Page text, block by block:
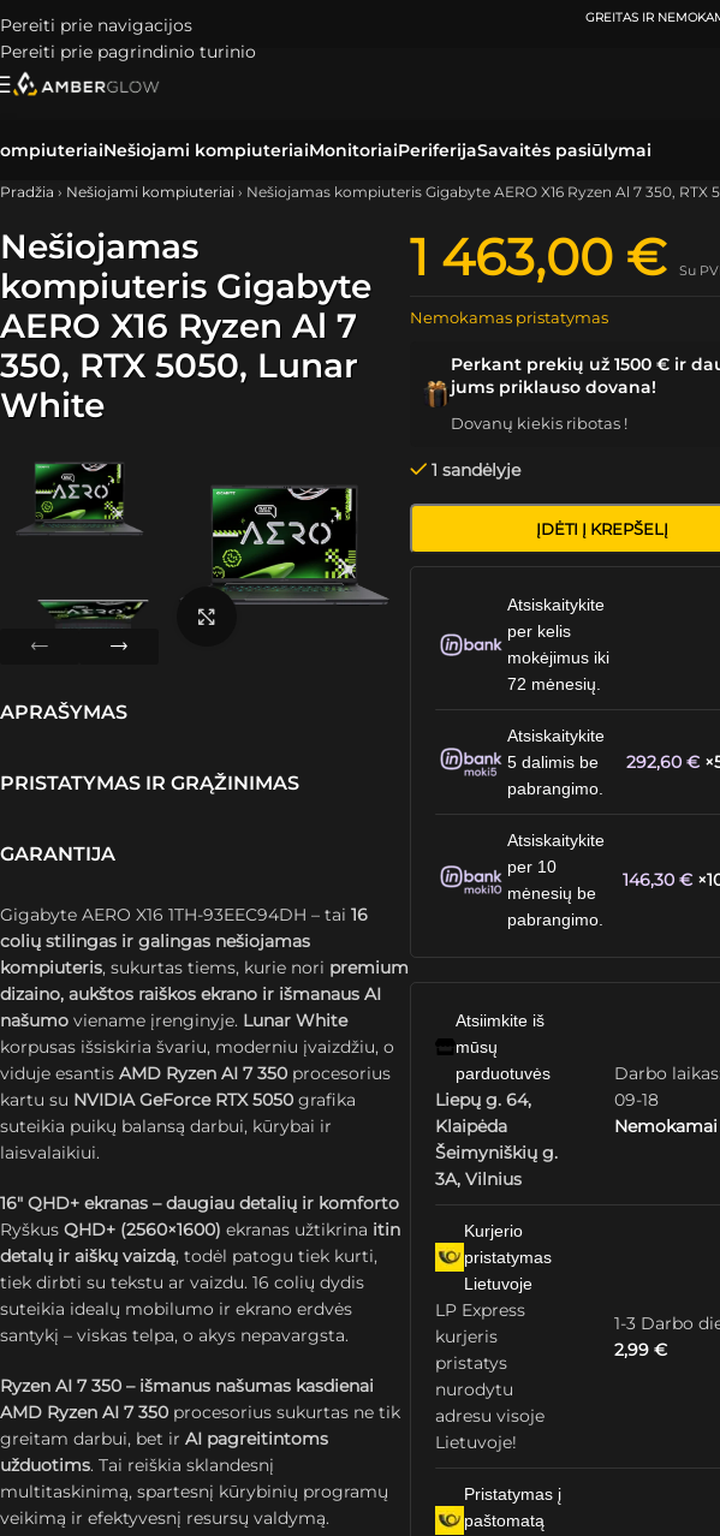
Pereiti prie navigacijos
Pereiti prie pagrindinio turinio
ATSIIMKITE UŽSAKYMĄ
Nešiojami kompiuteriaiMonitoriaiPeriferijaSavaitės pasiūlymai
Pradžia › Nešiojami kompiuteriai › Nešiojamas kompiuteris Gigabyte AERO X16 Ryzen Al 7 350, RTX
Nešiojamas
kompiuteris Gigabyte
AERO X16 Ryzen Al 7
350, RTX 5050, Lunar
White
APRAŠYMAS
PRISTATYMAS IR GRĄŽINIMAS
GARANTIJA
Gigabyte AERO X16 1TH-93EEC94DH – tai 16
colių stilingas ir galingas nešiojamas
kompiuteris, sukurtas tiems, kurie nori premium
dizaino, aukštos raiškos ekrano ir išmanaus AI
našumo viename įrenginyje. Lunar White
korpusas išsiskiria švariu, moderniu įvaizdžiu, o
viduje esantis AMD Ryzen AI 7 350 procesorius
kartu su NVIDIA GeForce RTX 5050 grafika
suteikia puikų balansą darbui, kūrybai ir
laisvalaikiui.
16″ QHD+ ekranas – daugiau detalių ir komforto
Ryškus QHD+ (2560×1600) ekranas užtikrina itin
detalų ir aiškų vaizdą, todėl patogu tiek kurti,
tiek dirbti su tekstu ar vaizdu. 16 colių dydis
suteikia idealų mobilumo ir ekrano erdvės
santykį – viskas telpa, o akys nepavargsta.
Ryzen AI 7 350 – išmanus našumas kasdienai
AMD Ryzen AI 7 350 procesorius sukurtas ne tik
greitam darbui, bet ir AI pagreitintoms
užduotims. Tai reiškia sklandesnį
multitaskinimą, spartesnį kūrybinių programų
veikimą ir efektyvesnį resursų valdymą.
1 463,00 € Su
Nemokamas pristatymas
Perkant prekių už 1500 € ir
jums priklauso dovana!
Dovanų kiekis ribotas !
1 sandėlyje
ĮDĖTI Į KREPŠELĮ
Atsiskaitykite
per kelis
mokėjimus iki
72 mėnesių.
Atsiskaitykite
5 dalimis be
pabrangimo.
292,60 €
Atsiskaitykite
per 10
mėnesių be
pabrangimo.
146,30 €
Atsiimkite iš
mūsų
parduotuvės
Liepų g. 64,
Klaipėda
Šeimyniškių g.
3A, Vilnius
Darbo
09-18
Nemokamai
Kurjerio
pristatymas
Lietuvoje
LP Express
kurjeris
pristatys
nurodytu
adresu visoje
Lietuvoje!
1-3 Darbo
2,99€
Pristatymas į
paštomatą